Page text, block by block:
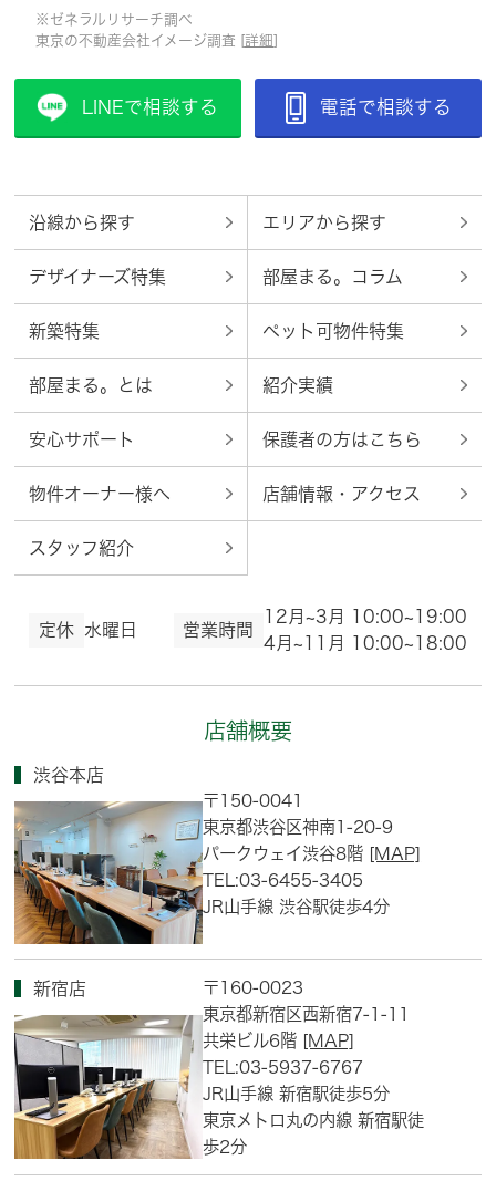
※ゼネラルリサーチ調べ
東京の不動産会社イメージ調査 [詳細]
LINEで相談する 電話で相談する
沿線から探す エリアから探す
デザイナーズ特集 部屋まる。コラム
新築特集 ペット可物件特集
部屋まる。とは 紹介実績
安心サポート 保護者の方はこちら
物件オーナー様へ 店舗情報・アクセス
スタッフ紹介
定休 水曜日 営業時間
12月~3月 10:00~19:00
4月~11月 10:00~18:00
店舗概要
渋谷本店
〒150-0041
東京都渋谷区神南1-20-9
パークウェイ渋谷8階 [MAP]
TEL:03-6455-3405
JR山手線 渋谷駅徒歩4分
新宿店
〒160-0023
東京都新宿区西新宿7-1-11
共栄ビル6階 [MAP]
TEL:03-5937-6767
JR山手線 新宿駅徒歩5分
東京メトロ丸の内線 新宿駅徒
歩2分